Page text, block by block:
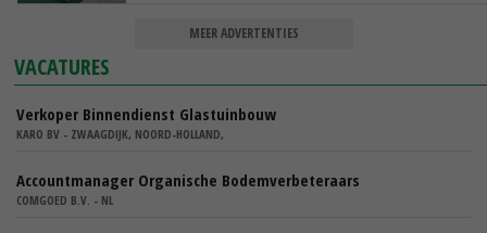
MEER ADVERTENTIES
VACATURES
Verkoper Binnendienst Glastuinbouw
KARO BV - ZWAAGDIJK, NOORD-HOLLAND,
Accountmanager Organische Bodemverbeteraars
COMGOED B.V. - NL